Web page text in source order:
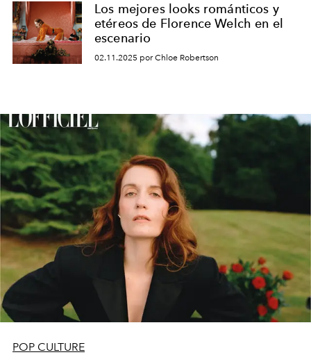
Los mejores looks románticos y
etéreos de Florence Welch en el
escenario
02.11.2025 por Chloe Robertson
POP CULTURE